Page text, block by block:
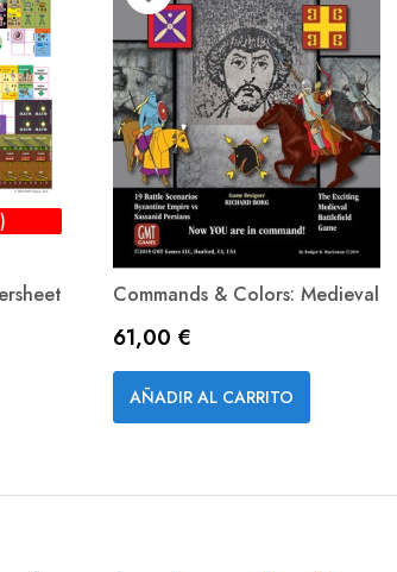

Commands & Colors: Medieval
Precio
61,00 €
AÑADIR AL CARRITO